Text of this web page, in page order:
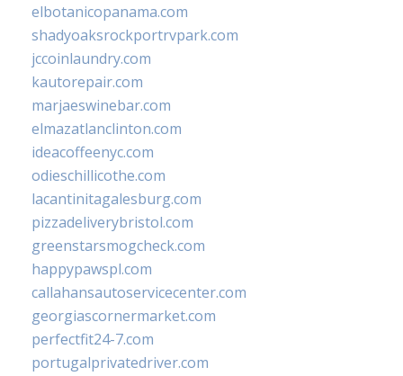
elbotanicopanama.com
shadyoaksrockportrvpark.com
jccoinlaundry.com
kautorepair.com
marjaeswinebar.com
elmazatlanclinton.com
ideacoffeenyc.com
odieschillicothe.com
lacantinitagalesburg.com
pizzadeliverybristol.com
greenstarsmogcheck.com
happypawspl.com
callahansautoservicecenter.com
georgiascornermarket.com
perfectfit24-7.com
portugalprivatedriver.com